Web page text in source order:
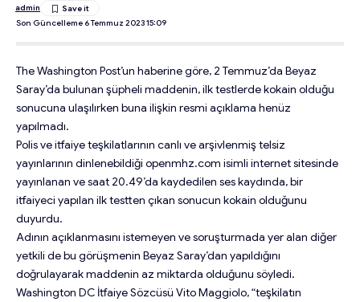
Son Güncelleme 6 Temmuz 2023 15:09
admin
The Washington Post’un haberine göre, 2 Temmuz’da Beyaz
Saray’da bulunan şüpheli maddenin, ilk testlerde kokain olduğu
sonucuna ulaşılırken buna ilişkin resmi açıklama henüz
yapılmadı.
Polis ve itfaiye teşkilatlarının canlı ve arşivlenmiş telsiz
yayınlarının dinlenebildiği openmhz.com isimli internet sitesinde
yayınlanan ve saat 20.49’da kaydedilen ses kaydında, bir
itfaiyeci yapılan ilk testten çıkan sonucun kokain olduğunu
duyurdu.
Adının açıklanmasını istemeyen ve soruşturmada yer alan diğer
yetkili de bu görüşmenin Beyaz Saray’dan yapıldığını
doğrulayarak maddenin az miktarda olduğunu söyledi.
Washington DC İtfaiye Sözcüsü Vito Maggiolo, “teşkilatın